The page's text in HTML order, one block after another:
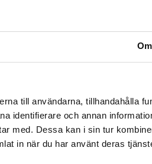
Om
till användarna, tillhandahålla
identifierare och annan
med. Dessa kan i sin tur
in när du har använt deras
ROSENDAHL
13,81 €